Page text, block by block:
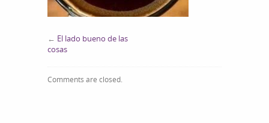
← El lado bueno de las
cosas
Comments are closed.